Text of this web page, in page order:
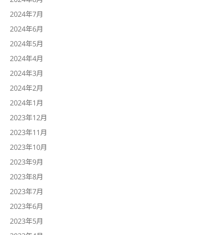
2024年7月
2024年6月
2024年5月
2024年4月
2024年3月
2024年2月
2024年1月
2023年12月
2023年11月
2023年10月
2023年9月
2023年8月
2023年7月
2023年6月
2023年5月